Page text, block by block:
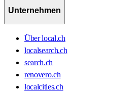
Unternehmen
Über local.ch
localsearch.ch
search.ch
renovero.ch
localcities.ch